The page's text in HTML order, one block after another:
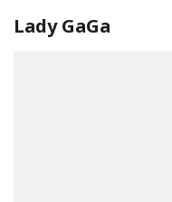
Lady GaGa